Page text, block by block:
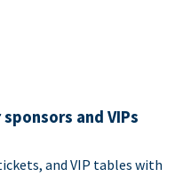
and VIPs
and VIP tables with